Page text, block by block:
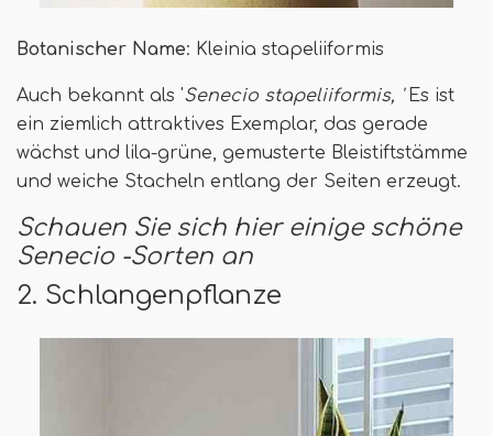
Botanischer Name: Kleinia stapeliiformis
Auch bekannt als 'Senecio stapeliiformis, ' Es ist
ein ziemlich attraktives Exemplar, das gerade
wächst und lila-grüne, gemusterte Bleistiftstämme
und weiche Stacheln entlang der Seiten erzeugt.
Schauen Sie sich hier einige schöne
Senecio -Sorten an
2. Schlangenpflanze